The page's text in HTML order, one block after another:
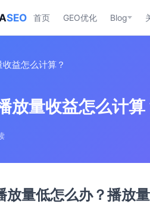
SEO 首页 GEO优化 Blog
益怎么计算？
放量收益怎么计算
量低怎么办？播放